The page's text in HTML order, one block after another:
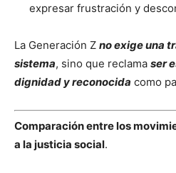
expresar frustración y
La Generación Z no exige una
sistema, sino que reclama ser
dignidad y reconocida como
Comparación entre los
a la justicia social.